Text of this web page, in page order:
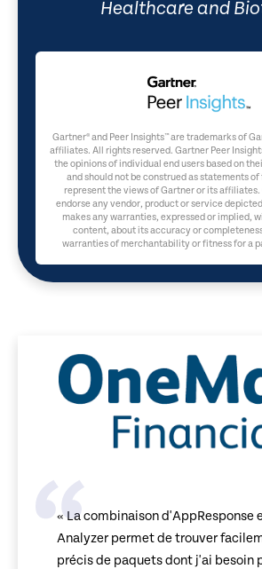
Healthcare and
Gartner® and Peer Insights™ are trademarks of
affiliates. All rights reserved. Gartner Peer
the opinions of individual end users based on
and should not be construed as statements
represent the views of Gartner or its
endorse any vendor, product or service
makes any warranties, expressed or implied,
content, about its accuracy or
warranties of merchantability or fitness for a
« La combinaison d'AppResponse
Analyzer permet de trouver
précis de paquets dont j'ai besoin